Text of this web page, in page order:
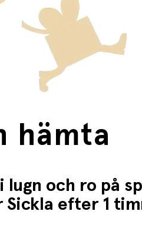
hämta
i lugn och ro på
Sickla efter 1